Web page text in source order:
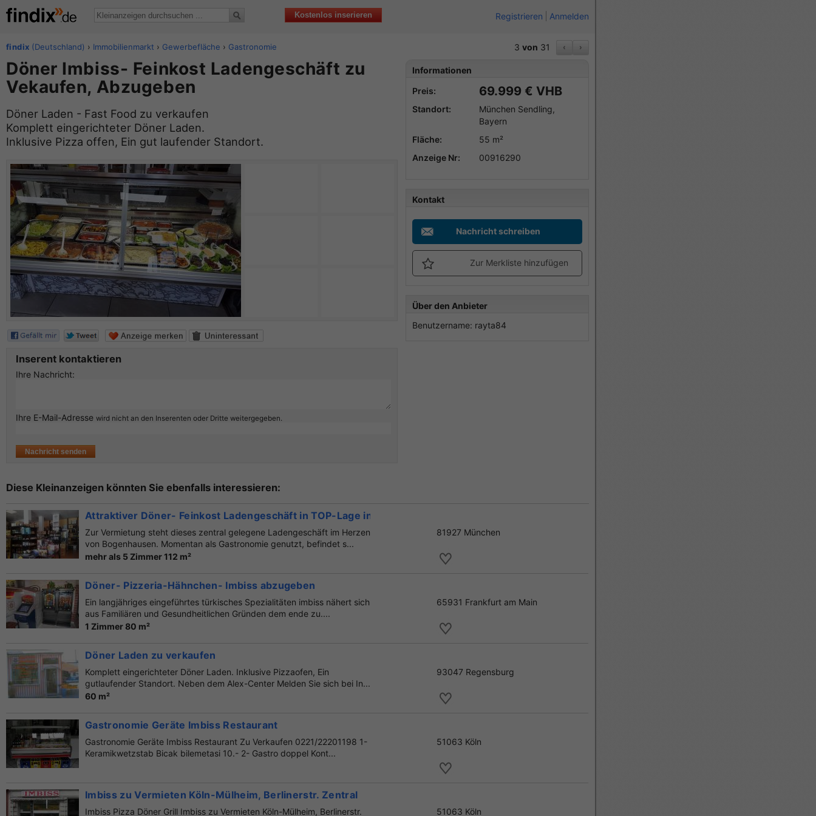
Kostenlos inserieren Registrieren Anmelden
findix (Deutschland) › Immobilienmarkt › Gewerbefläche › Gastronomie 3 von 31 ‹ ›
Döner Imbiss- Feinkost Ladengeschäft zu
Vekaufen, Abzugeben
Döner Laden - Fast Food zu verkaufen
Komplett eingerichteter Döner Laden.
Inklusive Pizza offen, Ein gut laufender Standort.
Inserent kontaktieren
Ihre Nachricht:
Ihre E-Mail-Adresse wird nicht an den Inserenten oder Dritte weitergegeben.
Informationen
Preis:
69.999 € VHB
Standort:
München Sendling,
Bayern
Fläche:
55 m²
Anzeige Nr:
00916290
Kontakt
Nachricht schreiben
Zur Merkliste hinzufügen
Über den Anbieter
Benutzername: rayta84
Diese Kleinanzeigen könnten Sie ebenfalls interessieren:
Attraktiver Döner- Feinkost Ladengeschäft in TOP-Lage in München
Zur Vermietung steht dieses zentral gelegene Ladengeschäft im Herzen
von Bogenhausen. Momentan als Gastronomie genutzt, befindet s...
mehr als 5 Zimmer 112 m²
81927 München
Döner- Pizzeria-Hähnchen- Imbiss abzugeben
Ein langjähriges eingeführtes türkisches Spezialitäten imbiss nähert sich
aus Familiären und Gesundheitlichen Gründen dem ende zu....
1 Zimmer 80 m²
65931 Frankfurt am Main
Döner Laden zu verkaufen
Komplett eingerichteter Döner Laden. Inklusive Pizzaofen, Ein
gutlaufender Standort. Neben dem Alex-Center Melden Sie sich bei In...
60 m²
93047 Regensburg
Gastronomie Geräte Imbiss Restaurant
Gastronomie Geräte Imbiss Restaurant Zu Verkaufen 0221/22201198 1-
Keramikwetzstab Bicak bilemetasi 10.- 2- Gastro doppel Kont...
51063 Köln
Imbiss zu Vermieten Köln-Mülheim, Berlinerstr. Zentral
Imbiss Pizza Döner Grill Imbiss zu Vermieten Köln-Mülheim, Berlinerstr. 51063 Köln